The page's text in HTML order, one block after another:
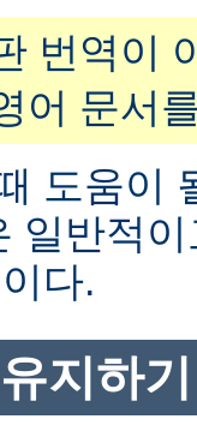
번역이
어 문서
도움이
일반적
다.
지하기